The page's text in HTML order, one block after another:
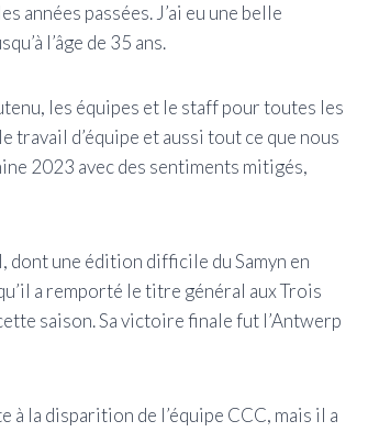
années passées. J’ai eu une belle
l’âge de 35 ans.
les équipes et le staff pour toutes les
d’équipe et aussi tout ce que nous
2023 avec des sentiments mitigés,
une édition difficile du Samyn en
a remporté le titre général aux Trois
saison. Sa victoire finale fut l’Antwerp
la disparition de l’équipe CCC, mais il a